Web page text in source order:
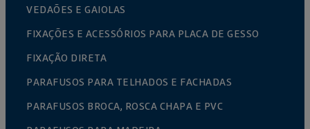
VEDAÕES E GAIOLAS
FIXAÇÕES E ACESSÓRIOS PARA PLACA DE GESSO
FIXAÇÃO DIRETA
PARAFUSOS PARA TELHADOS E FACHADAS
PARAFUSOS BROCA, ROSCA CHAPA E PVC